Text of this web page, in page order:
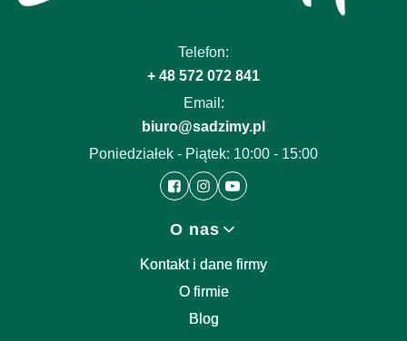
Telefon:
+ 48 572 072 841
Email:
biuro@sadzimy.pl
Poniedziałek - Piątek: 10:00 - 15:00
O nas
Kontakt i dane firmy
O firmie
Blog